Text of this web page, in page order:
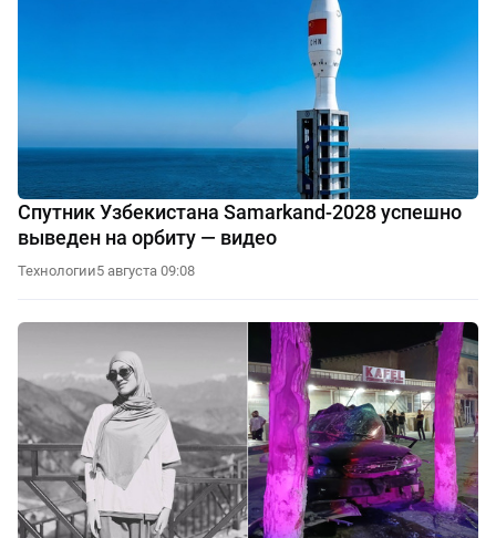
Спутник Узбекистана Samarkand-2028 успешно
выведен на орбиту — видео
Технологии5 августа 09:08